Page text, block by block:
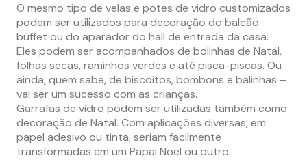
O mesmo tipo de velas e potes de vidro customizados
podem ser utilizados para decoração do balcão
buffet ou do aparador do hall de entrada da casa.
Eles podem ser acompanhados de bolinhas de Natal,
folhas secas, raminhos verdes e até pisca-piscas. Ou
ainda, quem sabe, de biscoitos, bombons e balinhas –
vai ser um sucesso com as crianças.
Garrafas de vidro podem ser utilizadas também como
decoração de Natal. Com aplicações diversas, em
papel adesivo ou tinta, seriam facilmente
transformadas em um Papai Noel ou outro